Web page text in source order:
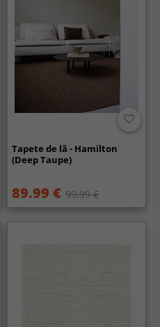
Tapete de lã - Hamilton
(Deep Taupe)
89.99 € 99.99 €